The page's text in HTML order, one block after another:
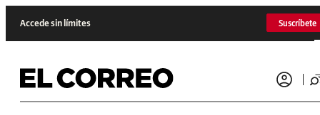
Accede sin límites Suscríbete